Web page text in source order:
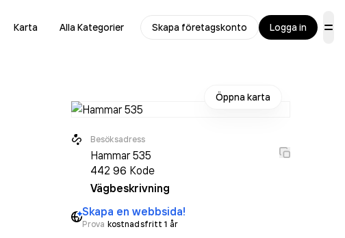
Karta Alla Kategorier Skapa företagskonto Logga in
Öppna karta
Besöksadress
Hammar 535
442 96 Kode
Vägbeskrivning
Skapa en webbsida!
Prova kostnadsfritt 1 år